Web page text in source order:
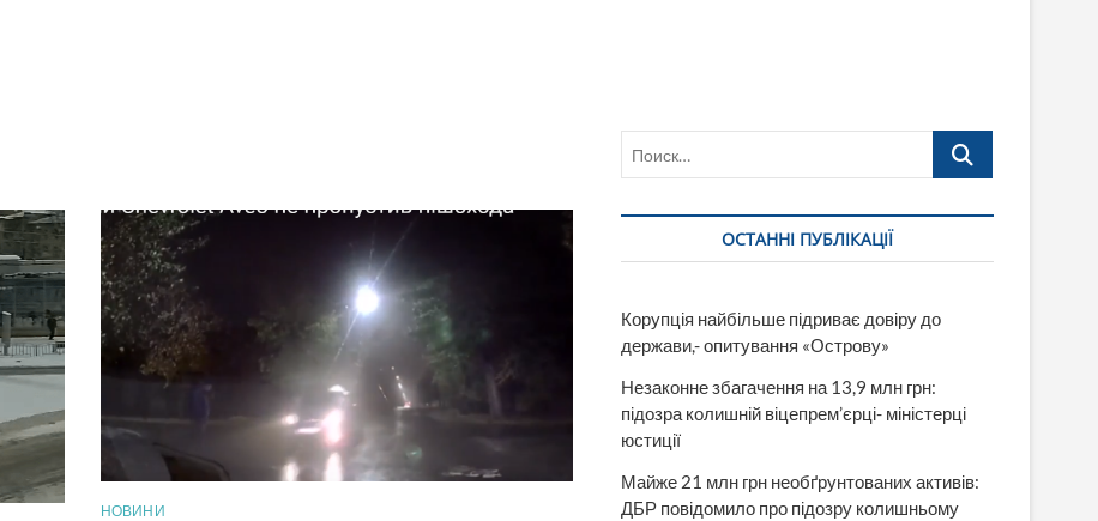
НОВИНИ
Поиск…
ОСТАННІ ПУБЛІКАЦІЇ
Корупція найбільше підриває довіру до
держави,- опитування «Острову»
Незаконне збагачення на 13,9 млн грн:
підозра колишній віцепрем’єрці- міністерці
юстиції
Майже 21 млн грн необґрунтованих активів:
ДБР повідомило про підозру колишньому